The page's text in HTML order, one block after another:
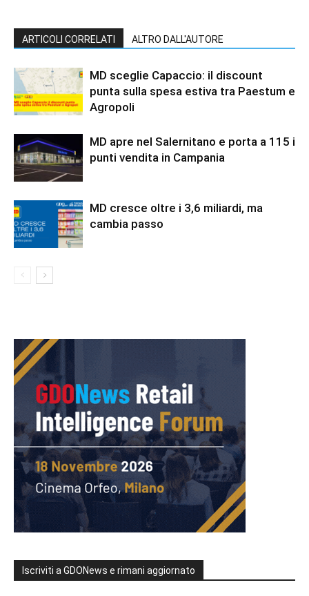
ARTICOLI CORRELATI ALTRO DALL'AUTORE
MD sceglie Capaccio: il discount
punta sulla spesa estiva tra Paestum e
Agropoli
MD apre nel Salernitano e porta a 115 i
punti vendita in Campania
MD cresce oltre i 3,6 miliardi, ma
cambia passo
Iscriviti a GDONews e rimani aggiornato